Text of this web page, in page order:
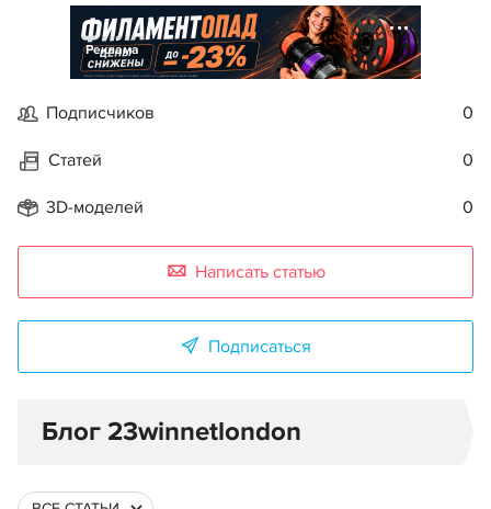
Реклама
Подписчиков 0
Статей 0
3D-моделей 0
Написать статью
Подписаться
Блог 23winnetlondon